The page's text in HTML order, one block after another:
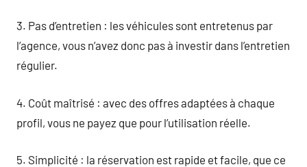
3. Pas d’entretien : les véhicules sont entretenus par
l’agence, vous n’avez donc pas à investir dans l’entretien
régulier.
4. Coût maîtrisé : avec des offres adaptées à chaque
profil, vous ne payez que pour l’utilisation réelle.
5. Simplicité : la réservation est rapide et facile, que ce